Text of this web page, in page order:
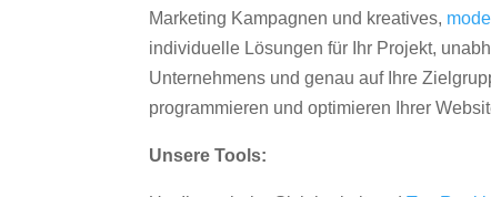
Marketing Kampagnen und kreatives,
individuelle Lösungen für Ihr Projekt,
Unternehmens und genau auf Ihre
programmieren und optimieren Ihrer
Unsere Tools: